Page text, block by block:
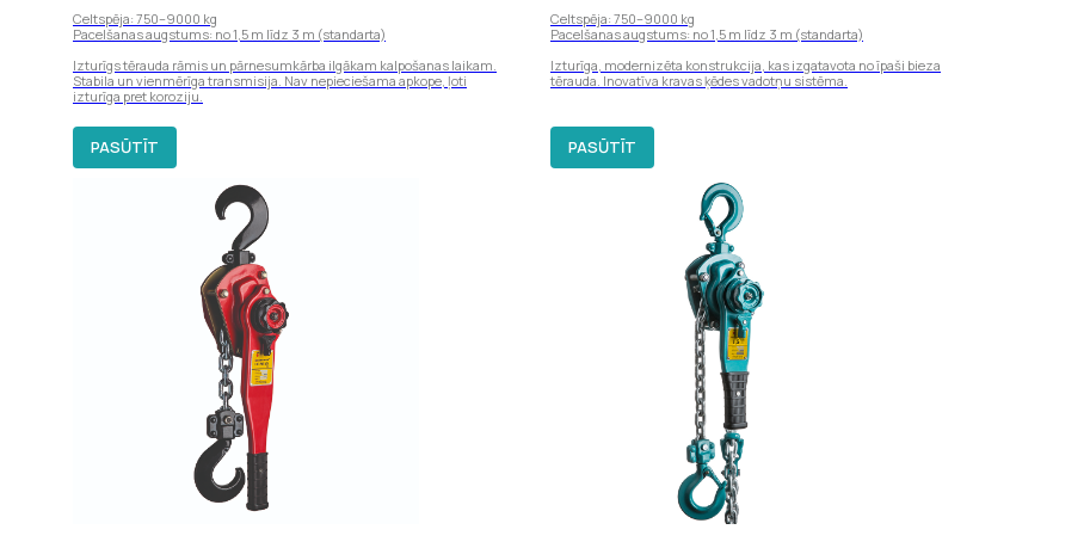
Celtspēja: 750–9000 kg
Pacelšanas augstums: no 1,5 m līdz 3 m (standarta)
Izturīgs tērauda rāmis un pārnesumkārba ilgākam kalpošanas laikam.
Stabila un vienmērīga transmisija. Nav nepieciešama apkope, ļoti
izturīga pret koroziju.
PASŪTĪT
Celtspēja: 750–9000 kg
Pacelšanas augstums: no 1,5 m līdz 3 m (standarta)
Izturīga, modernizēta konstrukcija, kas izgatavota no īpaši bieza
tērauda. Inovatīva kravas ķēdes vadotņu sistēma.
PASŪTĪT